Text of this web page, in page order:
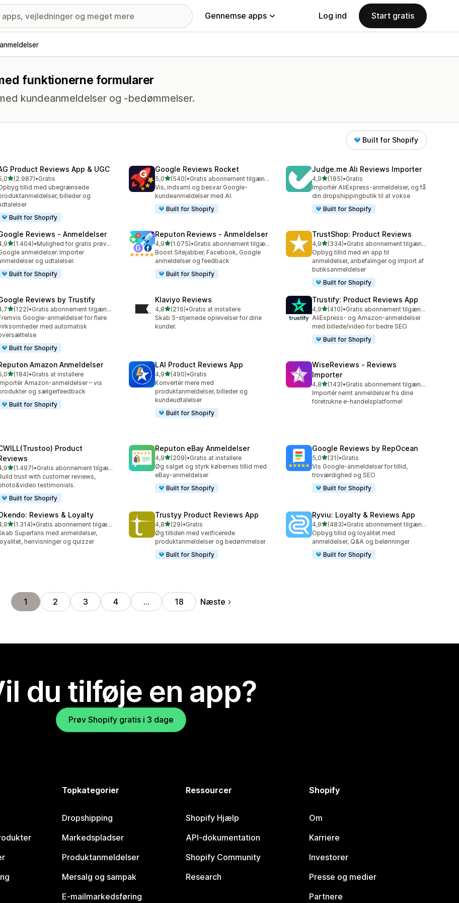
Gennemse apps Log ind Start gratis
funktionerne formularer
kundeanmeldelser og -bedømmelser.
Built for Shopify
Product Reviews App & UGC
ud af 5 stjerner
(2.987)
anmeldelser i alt
•Gratis
tillid med ubegrænsede
billeder og
Built for Shopify
Google Reviews Rocket
5,0ud af 5 stjerner
(540)
540 anmeldelser i alt
•
Gratis abonnement tilgængeligt
Vis, indsaml og besvar Google-
kundeanmeldelser med AI.
Built for Shopify
Judge.me Ali Reviews Importer
4,9ud af 5 stjerner
(185)
185 anmeldelser i alt
•Gratis
Importér AliExpress-anmeldelser, og få
din dropshippingbutik til at vokse
Built for Shopify
Reviews ‑ Anmeldelser
ud af 5 stjerner
(1.404)
anmeldelser i alt
•
Mulighed for gratis prøveperiode
anmeldelser. Importer
og udtalelser.
Built for Shopify
Reputon Reviews ‑ Anmeldelser
4,9ud af 5 stjerner
(1.075)
1075 anmeldelser i alt
•
Gratis abonnement tilgængeligt
Boost Sitejabber, Facebook, Google
anmeldelser og feedback
Built for Shopify
TrustShop: Product Reviews
4,9ud af 5 stjerner
(334)
334 anmeldelser i alt
•
Gratis abonnement tilgængeligt
Opbyg tillid med en app til
anmeldelser, anbefalinger og import af
butiksanmeldelser
Built for Shopify
Reviews by Trustify
ud af 5 stjerner
(122)
anmeldelser i alt
•
Gratis abonnement tilgængeligt
Google-anmeldelser for flere
med automatisk
Built for Shopify
Klaviyo Reviews
4,8ud af 5 stjerner
(216)
216 anmeldelser i alt
•Gratis at installere
Skab 5-stjernede oplevelser for dine
kunder.
Trustify: Product Reviews App
4,9ud af 5 stjerner
(410)
410 anmeldelser i alt
•
Gratis abonnement tilgængeligt
AliExpress- og Amazon-anmeldelser
med billede/video for bedre SEO
Built for Shopify
Amazon Anmeldelser
ud af 5 stjerner
(184)
anmeldelser i alt
•Gratis at installere
Amazon-anmeldelser – vis
og sælgerfeedback
Built for Shopify
LAI Product Reviews App
4,9ud af 5 stjerner
(490)
490 anmeldelser i alt
•Gratis
Konvertér mere med
produktanmeldelser, billeder og
kundeudtalelser
Built for Shopify
WiseReviews ‑ Reviews
Importer
4,8ud af 5 stjerner
(143)
143 anmeldelser i alt
•
Gratis abonnement tilgængeligt
Importér nemt anmeldelser fra dine
foretrukne e-handelsplatforme!
Product
ud af 5 stjerner
(1.497)
anmeldelser i alt
•
Gratis abonnement tilgængeligt
trust with customer reviews,
testimonials.
Built for Shopify
Reputon eBay Anmeldelser
4,9ud af 5 stjerner
(209)
209 anmeldelser i alt
•Gratis at installere
Øg salget og styrk købernes tillid med
eBay-anmeldelser
Built for Shopify
Google Reviews by RepOcean
5,0ud af 5 stjerner
(31)
31 anmeldelser i alt
•Gratis
Vis Google-anmeldelser for tillid,
troværdighed og SEO
Built for Shopify
Reviews & Loyalty
ud af 5 stjerner
(1.314)
anmeldelser i alt
•
Gratis abonnement tilgængeligt
Superfans med anmeldelser,
henvisninger og quizzer
Trustyy Product Reviews App
4,8ud af 5 stjerner
(29)
29 anmeldelser i alt
•Gratis
Øg tilliden med verificerede
produktanmeldelser og bedømmelser
Built for Shopify
Ryviu: Loyalty & Reviews App
4,9ud af 5 stjerner
(483)
483 anmeldelser i alt
•
Gratis abonnement tilgængeligt
Opbyg tillid og loyalitet med
anmeldelser, Q&A og belønninger
Built for Shopify
1 2 3 4 … 18 Næste
du tilføje en app?
Prøv Shopify gratis i 3 dage
Topkategorier
Dropshipping
Markedspladser
Produktanmeldelser
Mersalg og sampak
E-mailmarkedsføring
Ressourcer
Shopify Hjælp
API-dokumentation
Shopify Community
Research
Shopify
Om
Karriere
Investorer
Presse og medier
Partnere